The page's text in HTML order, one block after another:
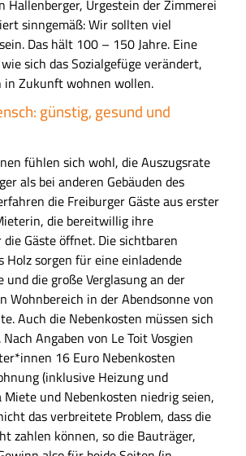
Hallenberger, Urgestein der Zimmerei
sinngemäß: Wir sollten viel
Das hält 100 – 150 Jahre. Eine
sich das Sozialgefüge verändert,
in Zukunft wohnen wollen.
günstig, gesund und
fühlen sich wohl, die Auszugsrate
als bei anderen Gebäuden des
die Freiburger Gäste aus erster
die bereitwillig ihre
Gäste öffnet. Die sichtbaren
Holz sorgen für eine einladende
und die große Verglasung an der
Wohnbereich in der Abendsonne von
Auch die Nebenkosten müssen sich
Angaben von Le Toit Vosgien
16 Euro Nebenkosten
(inklusive Heizung und
Miete und Nebenkosten niedrig seien,
das verbreitete Problem, dass die
zahlen können, so die Bauträger,